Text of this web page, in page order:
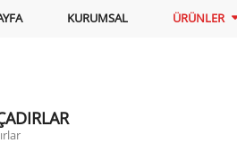
KURUMSAL ÜRÜNLER